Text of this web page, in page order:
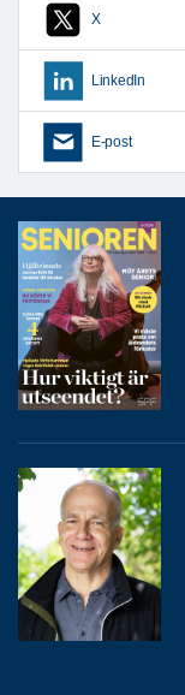
X
LinkedIn
E-post